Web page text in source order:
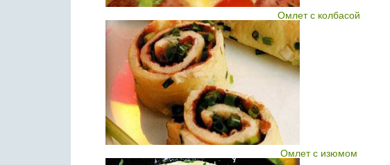
Омлет с колбасой
Омлет с изюмом